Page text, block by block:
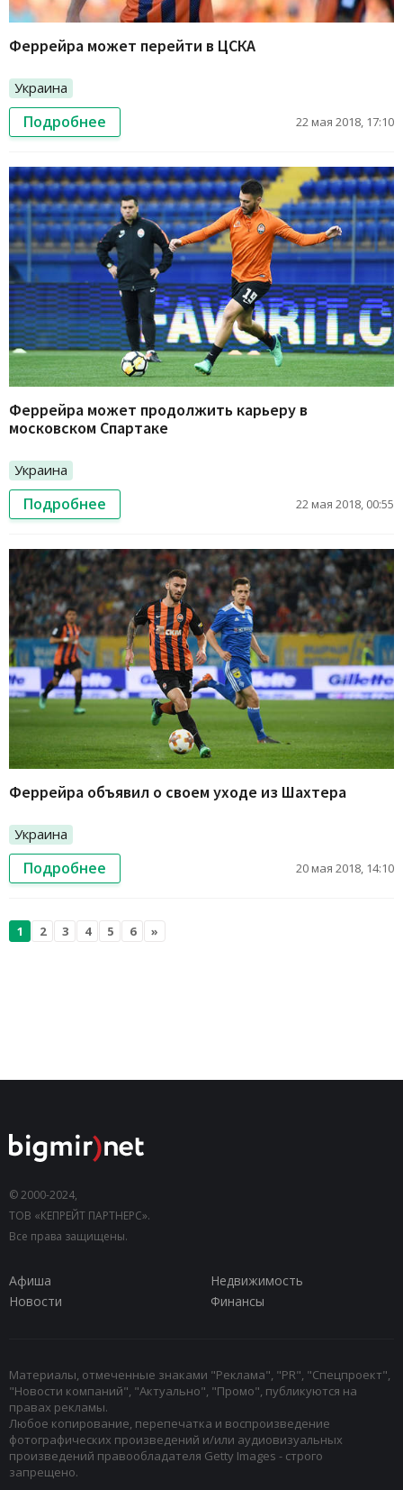
Феррейра может перейти в ЦСКА
Украина
Подробнее 22 мая 2018, 17:10
Феррейра может продолжить карьеру в
московском Спартаке
Украина
Подробнее 22 мая 2018, 00:55
Феррейра объявил о своем уходе из Шахтера
Украина
Подробнее 20 мая 2018, 14:10
1 2 3 4 5 6 »
© 2000-2024,
ТОВ «КЕПРЕЙТ ПАРТНЕРС».
Все права защищены.
Афиша
Недвижимость
Новости
Финансы
Материалы, отмеченные знаками "Реклама", "PR", "Спецпроект",
"Новости компаний", "Актуально", "Промо", публикуются на
правах рекламы.
Любое копирование, перепечатка и воспроизведение
фотографических произведений и/или аудиовизуальных
произведений правообладателя Getty Images - строго
запрещено.